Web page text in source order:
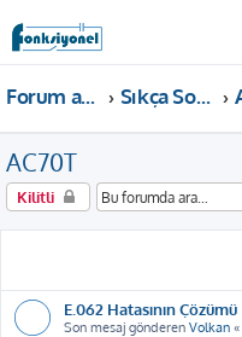
Forum ana sayfa Sıkça Sorulan Sorular
AC70T
Kilitli
E.062 Hatasının Çözümü
Son mesaj gönderen Volkan «